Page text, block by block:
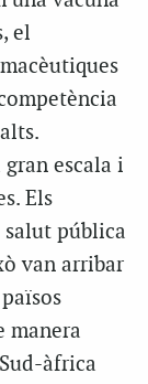
el
escala i
Els
salut pública
van arribar
manera
àfrica